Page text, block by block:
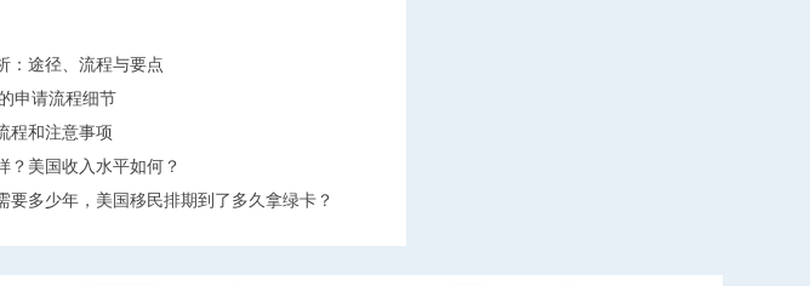
：途径、流程与要点
申请流程细节
程和注意事项
？美国收入水平如何？
要多少年，美国移民排期到了多久拿绿卡？